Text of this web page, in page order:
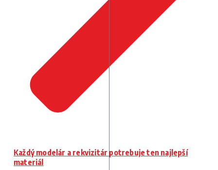
Každý modelár a rekvizitár potrebuje ten najlepší
materiál